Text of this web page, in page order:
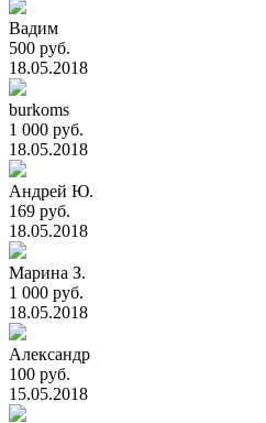
Вадим
500 руб.
18.05.2018
burkoms
1 000 руб.
18.05.2018
Андрей Ю.
169 руб.
18.05.2018
Марина З.
1 000 руб.
18.05.2018
Александр
100 руб.
15.05.2018